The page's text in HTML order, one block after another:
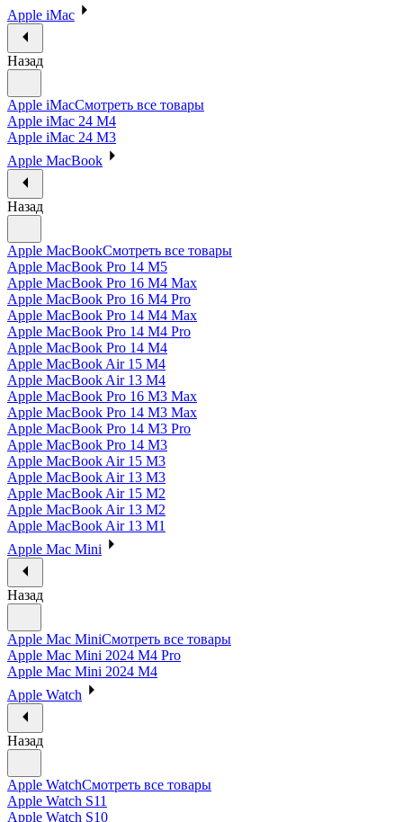
Apple iMac
Назад
Apple iMacСмотреть все товары
Apple iMac 24 M4
Apple iMac 24 M3
Apple MacBook
Назад
Apple MacBookСмотреть все товары
Apple MacBook Pro 14 M5
Apple MacBook Pro 16 M4 Max
Apple MacBook Pro 16 M4 Pro
Apple MacBook Pro 14 M4 Max
Apple MacBook Pro 14 M4 Pro
Apple MacBook Pro 14 M4
Apple MacBook Air 15 M4
Apple MacBook Air 13 M4
Apple MacBook Pro 16 M3 Max
Apple MacBook Pro 14 M3 Max
Apple MacBook Pro 14 M3 Pro
Apple MacBook Pro 14 M3
Apple MacBook Air 15 M3
Apple MacBook Air 13 M3
Apple MacBook Air 15 M2
Apple MacBook Air 13 M2
Apple MacBook Air 13 M1
Apple Mac Mini
Назад
Apple Mac MiniСмотреть все товары
Apple Mac Mini 2024 M4 Pro
Apple Mac Mini 2024 M4
Apple Watch
Назад
Apple WatchСмотреть все товары
Apple Watch S11
Apple Watch S10